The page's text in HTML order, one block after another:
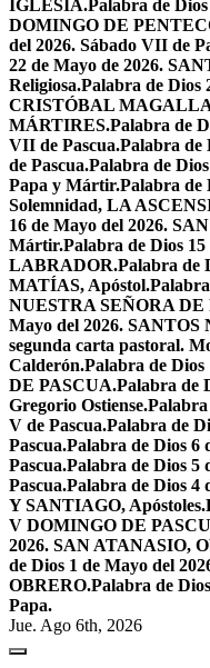
IGLESIA.Palabra de
DOMINGO DE
del 2026. Sábado VII de
22 de Mayo de 2026.
Religiosa.Palabra de Dios
CRISTÓBAL
MÁRTIRES.Palabra de
VII de Pascua.Palabra de
de Pascua.Palabra de
Papa y Mártir.Palabra de
Solemnidad, LA
16 de Mayo del 2026.
Mártir.Palabra de Dios
LABRADOR.Palabra de
MATÍAS, Apóstol.
NUESTRA SEÑORA
Mayo del 2026.
segunda carta pastoral.
Calderón.Palabra de
DE PASCUA.Palabra de
Gregorio Ostiense.Palabra
V de Pascua.Palabra de
Pascua.Palabra de Dios 6
Pascua.Palabra de Dios 5
Pascua.Palabra de Dios 4
Y SANTIAGO, Apóstoles.
V DOMINGO DE
2026. SAN ATANASIO,
de Dios 1 de Mayo del
OBRERO.Palabra de
Papa.
Jue. Ago 6th, 2026